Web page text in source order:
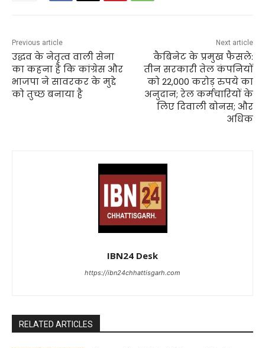
Previous article
उद्धव के नेतृत्व वाली सेना
का कहना है कि कांग्रेस और
भाजपा ने सावरकर के मुद्दे
को तुच्छ बनाया है
Next article
कैबिनेट के प्रमुख फैसले:
तीन सरकारी तेल कंपनियों
को 22,000 करोड़ रुपये का
अनुदान; रेल कर्मचारियों के
लिए दिवाली बोनस; और
अधिक
IBN24 Desk
https://ibn24chhattisgarh.com
RELATED ARTICLES